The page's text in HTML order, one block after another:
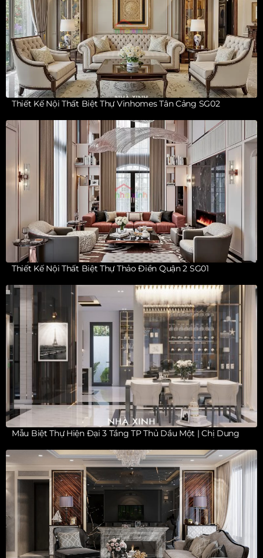
Thiết Kế Nội Thất Biệt Thự Vinhomes Tân Cảng SG02
Thiết Kế Nội Thất Biệt Thự Thảo Điền Quận 2 SG01
Mẫu Biệt Thự Hiện Đại 3 Tầng TP Thủ Dầu Một | Chị Dung